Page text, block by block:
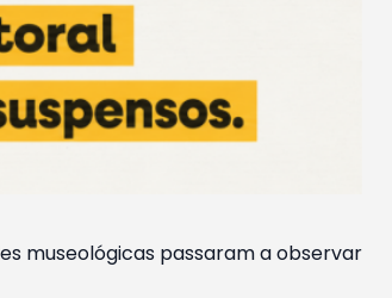
museológicas passaram a observar